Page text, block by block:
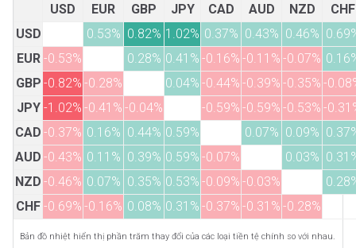
USD EUR GBP JPY CAD AUD NZD
CHF
USD
0.53% 0.82% 1.02% 0.37% 0.43% 0.46%
EUR -0.53% 0.28% 0.41% -0.16% -0.11% -0.07%
GBP -0.82% -0.28% 0.04% -0.44% -0.39% -0.35% -
JPY -1.02% -0.41% -0.04% -0.59% -0.59% -0.53% -
CAD -0.37% 0.16% 0.44% 0.59% 0.07% 0.09%
AUD -0.43% 0.11% 0.39% 0.59% -0.07% 0.03%
NZD -0.46% 0.07% 0.35% 0.53% -0.09% -0.03%
CHF -0.69% -0.16% 0.08% 0.31% -0.37% -0.31% -0.28%
Bản đồ nhiệt hiển thị phần trăm thay đổi của các loại tiền tệ chính so với nhau.